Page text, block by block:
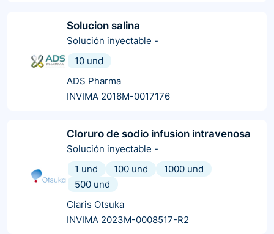
Solucion salina
Solución inyectable -
10 und
ADS Pharma
INVIMA 2016M-0017176
Cloruro de sodio infusion intravenosa
Solución inyectable -
1 und
100 und
1000 und
500 und
Claris Otsuka
INVIMA 2023M-0008517-R2